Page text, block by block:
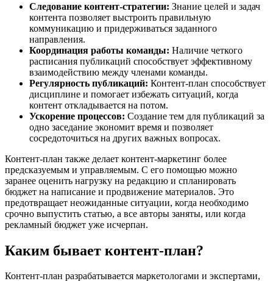
Следование контент-стратегии: Знание целей и задач
контента позволяет выстроить правильную
коммуникацию и придерживаться заданного
направления.
Координация работы команды: Наличие четкого
расписания публикаций способствует эффективному
взаимодействию между членами команды.
Регулярность публикаций: Контент-план способствует
дисциплине и помогает избежать ситуаций, когда
контент откладывается на потом.
Ускорение процессов: Создание тем для публикаций за
одно заседание экономит время и позволяет
сосредоточиться на других важных вопросах.
Контент-план также делает контент-маркетинг более
предсказуемым и управляемым. С его помощью можно
заранее оценить нагрузку на редакцию и спланировать
бюджет на написание и продвижение материалов. Это
предотвращает неожиданные ситуации, когда необходимо
срочно выпустить статью, а все авторы заняты, или когда
рекламный бюджет уже исчерпан.
Каким бывает контент-план?
Контент-план разрабатывается маркетологами и экспертами,